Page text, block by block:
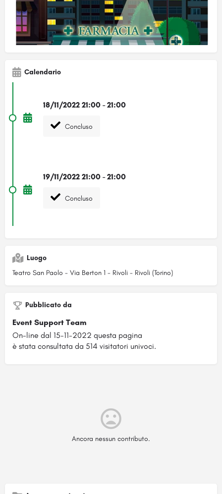
Calendario
18/11/2022 21:00 - 21:00
Concluso
19/11/2022 21:00 - 21:00
Concluso
Luogo
Teatro San Paolo - Via Berton 1 - Rivoli - Rivoli (Torino)
Pubblicato da
Event Support Team
On-line dal 15-11-2022 questa pagina
è stata consultata da 514 visitatori univoci.
Ancora nessun contributo.